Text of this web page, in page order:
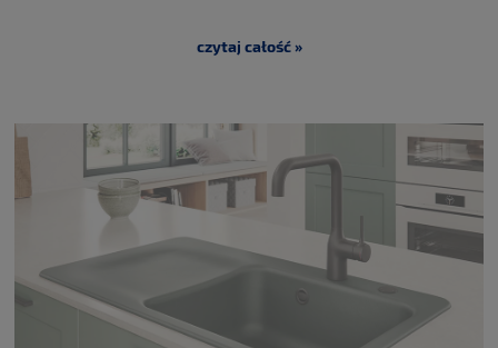
czytaj całość »